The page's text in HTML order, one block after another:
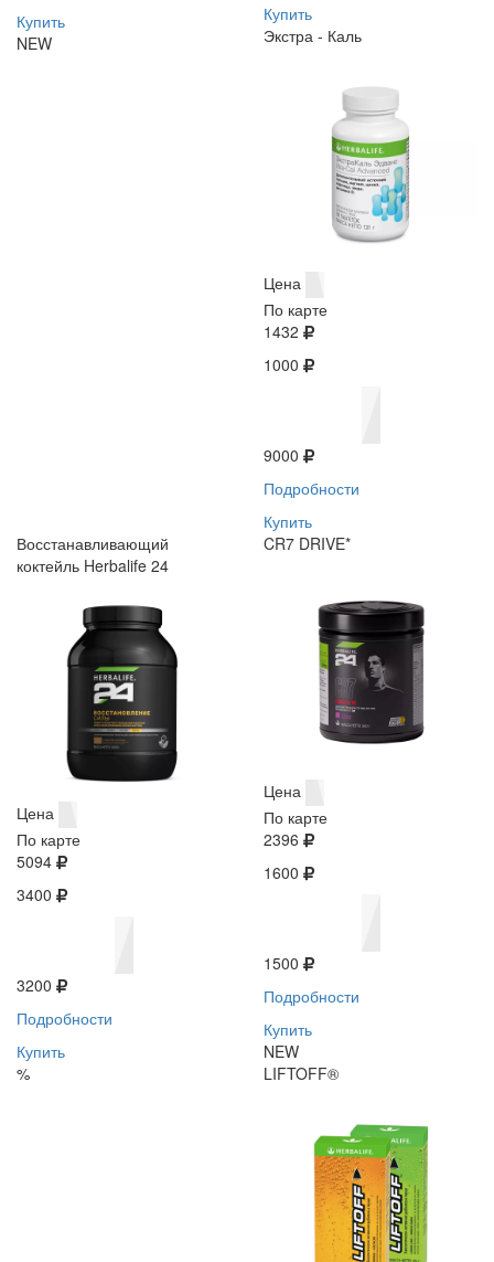
Купить
NEW
Купить
Экстра - Каль
Цена
По карте
1432
1000
9000
Подробности
Купить
Восстанавливающий
коктейль Herbalife 24
Цена
По карте
5094
3400
3200
Подробности
Купить
%
CR7 DRIVE*
Цена
По карте
2396
1600
1500
Подробности
Купить
NEW
LIFTOFF®